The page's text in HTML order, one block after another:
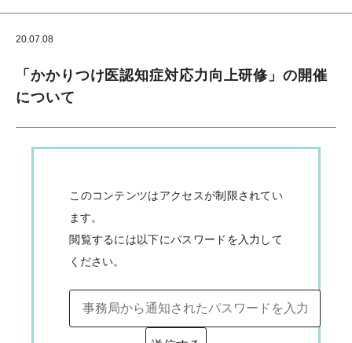
20.07.08
「かかりつけ医認知症対応力向上研修」の開催
について
このコンテンツはアクセスが制限されてい
ます。
閲覧するには以下にパスワードを入力して
ください。